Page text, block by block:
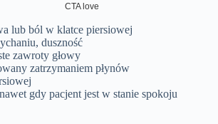
lub ból w klatce piersiowej
duszność
zawroty głowy
zatrzymaniem płynów
gdy pacjent jest w stanie spokoju